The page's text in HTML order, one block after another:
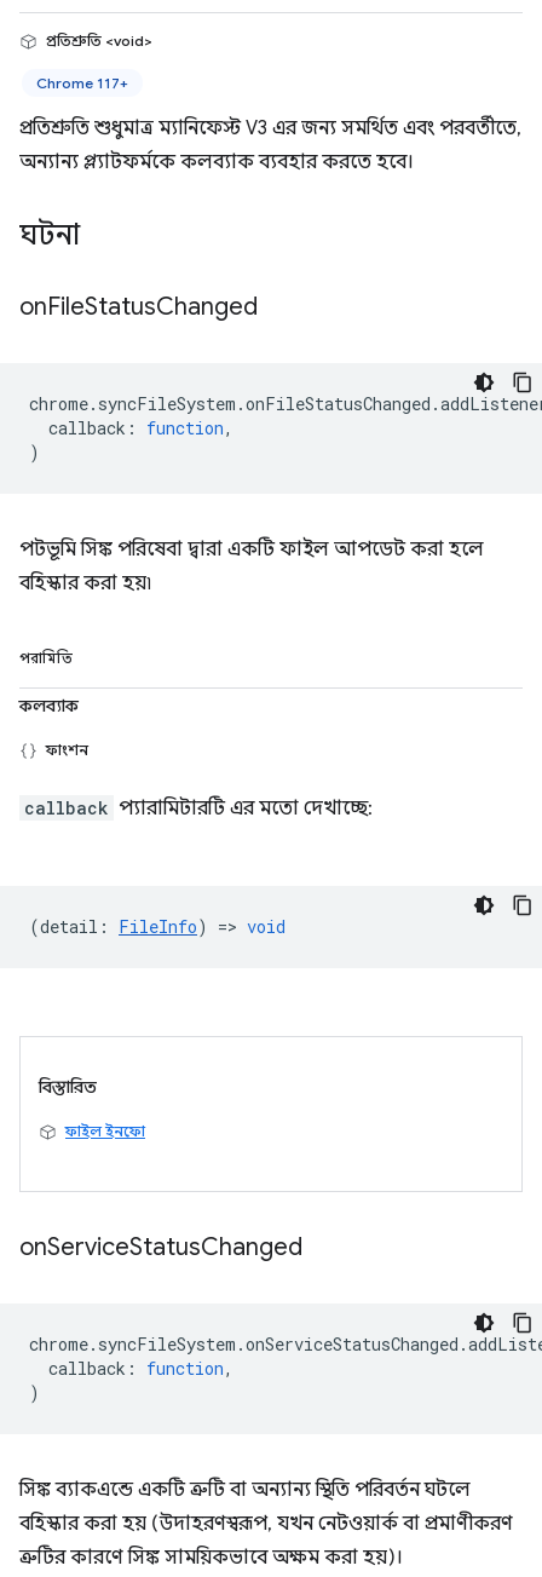
প্রতিশ্রুতি <void>
Chrome 117+
প্রতিশ্রুতি শুধুমাত্র ম্যানিফেস্ট V3 এর জন্য সমর্থিত এবং পরবর্তীতে,
অন্যান্য প্ল্যাটফর্মকে কলব্যাক ব্যবহার করতে হবে।
ঘটনা
onFileStatusChanged
chrome. syncFileSystem .onFileStatusChanged .
callback : function,
)
পটভূমি সিঙ্ক পরিষেবা দ্বারা একটি ফাইল আপডেট করা হলে
বহিস্কার করা হয়৷
পরামিতি
কলব্যাক
ফাংশন
callback প্যারামিটারটি এর মতো দেখাচ্ছে:
(detail : FileInfo) => void
বিস্তারিত
ফাইল ইনফো
onServiceStatusChanged
chrome. syncFileSystem .onServiceStatusChanged .
callback : function,
)
সিঙ্ক ব্যাকএন্ডে একটি ত্রুটি বা অন্যান্য স্থিতি পরিবর্তন ঘটলে
বহিস্কার করা হয় (উদাহরণস্বরূপ, যখন নেটওয়ার্ক বা প্রমাণীকরণ
ত্রুটির কারণে সিঙ্ক সাময়িকভাবে অক্ষম করা হয়)।